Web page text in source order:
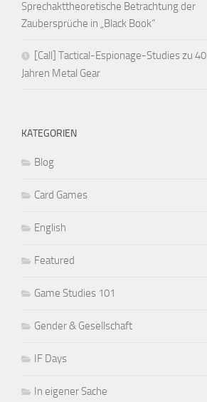
Sprechakttheoretische Betrachtung der
Zaubersprüche in „Black Book“
[Call] Tactical-Espionage-Studies zu 40
Jahren Metal Gear
KATEGORIEN
Blog
Card Games
English
Featured
Game Studies 101
Gender & Gesellschaft
IF Days
In eigener Sache